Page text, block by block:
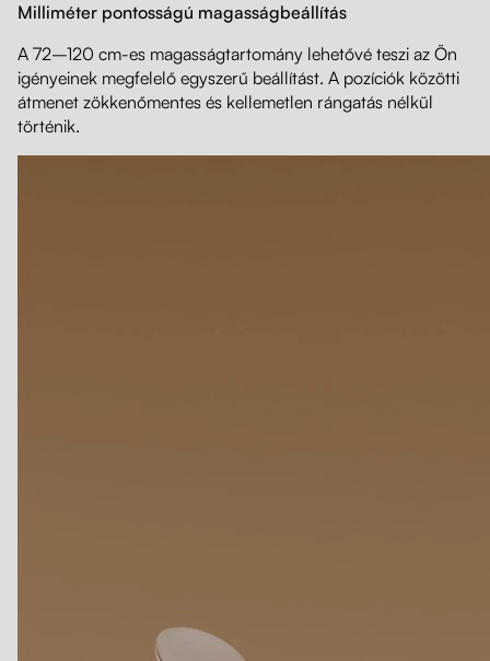
Milliméter pontosságú magasságbeállítás
A 72–120 cm-es magasságtartomány lehetővé teszi az Ön
igényeinek megfelelő egyszerű beállítást. A pozíciók közötti
átmenet zökkenőmentes és kellemetlen rángatás nélkül
történik.